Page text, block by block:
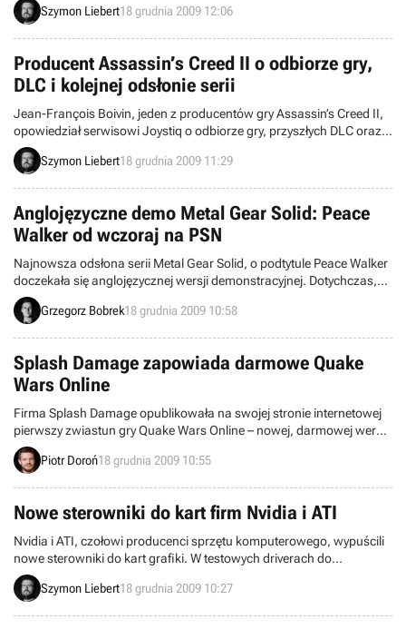
sporo frajdy. Skąd taki optymizm? Według Hudsona, Mass Effect 3,
Szymon Liebert18 grudnia 2009 12:06
Producent Assassin’s Creed II o odbiorze gry,
DLC i kolejnej odsłonie serii
Jean-François Boivin, jeden z producentów gry Assassin’s Creed II,
opowiedział serwisowi Joystiq o odbiorze gry, przyszłych DLC oraz
planowanej kontynuacji serii. Chociaż w sieci można znaleźć wiele
plotek odnośnie rzekomego miejsca i czasu akcji trzeciej części sagi,
Szymon Liebert18 grudnia 2009 11:29
Anglojęzyczne demo Metal Gear Solid: Peace
Walker od wczoraj na PSN
Najnowsza odsłona serii Metal Gear Solid, o podtytule Peace Walker
doczekała się anglojęzycznej wersji demonstracyjnej. Dotychczas,
od targów Tokyo Game Show we wrześniu tego roku, demem mogli
się w pełni cieszyć jedynie gracze ze znajomością języka
Grzegorz Bobrek18 grudnia 2009 10:58
Splash Damage zapowiada darmowe Quake
Wars Online
Firma Splash Damage opublikowała na swojej stronie internetowej
pierwszy zwiastun gry Quake Wars Online – nowej, darmowej wersji
strzelaniny sieciowej Enemy Territory: Quake Wars. Póki co
produkcja powstaje wyłącznie z myślą o rynku koreańskim,
Piotr Doroń18 grudnia 2009 10:55
Nowe sterowniki do kart firm Nvidia i ATI
Nvidia i ATI, czołowi producenci sprzętu komputerowego, wypuścili
nowe sterowniki do kart grafiki. W testowych driverach do
produktów pierwszej z wymienionych firm pojawia się lepsze
wsparcie dla Flasha oraz kilka dodatkowych opcji odnośnie SLI.
Szymon Liebert18 grudnia 2009 10:27